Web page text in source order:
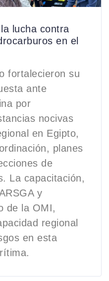
lucha contra
en el
fortalecieron su
ante
por
nocivas
en Egipto,
planes
de
La capacitación,
y
de la OMI,
regional
en esta